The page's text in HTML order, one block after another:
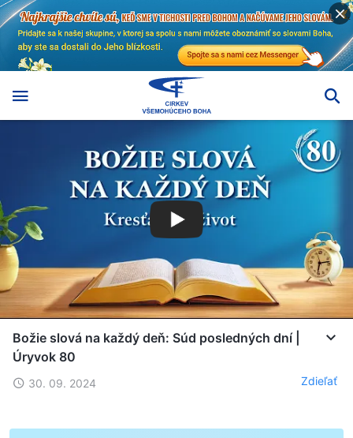
Božie slová na každý deň: Súd posledných dní |
Úryvok 80
30. 09. 2024 Zdieľať